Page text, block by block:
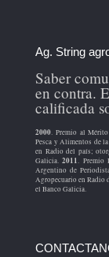
Ag. String
Saber
en contra.
calificada
2000. Premio al
Pesca y Alimentos de
en Radio del país;
Galicia.2011. Premio
Argentino de
Agropecuario en Radio
el Banco Galicia.